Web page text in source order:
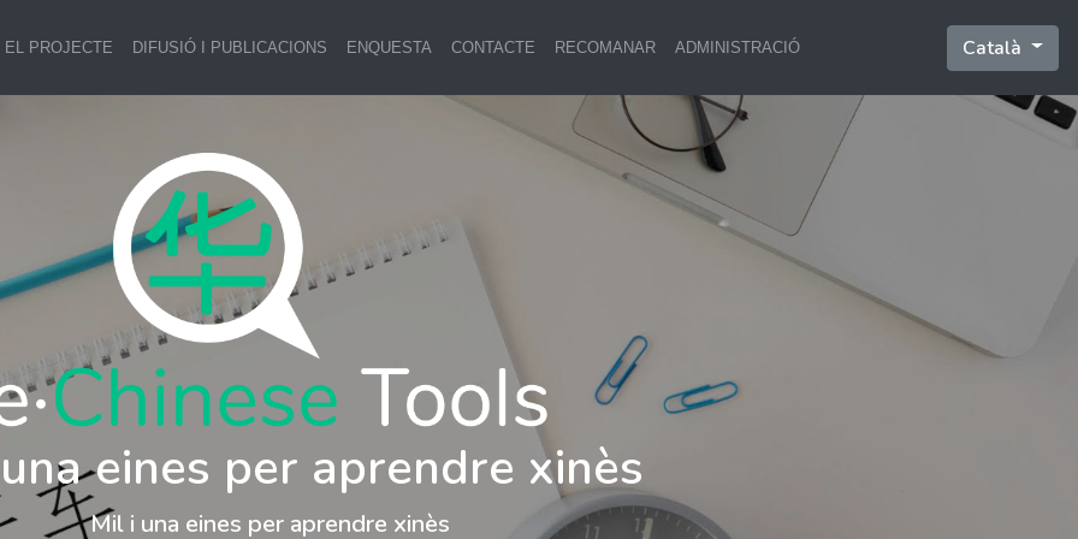
EL PROJECTE DIFUSIÓ I PUBLICACIONS ENQUESTA CONTACTE RECOMANAR ADMINISTRACIÓ Català
eines per aprendre xinès
Mil i una eines per aprendre xinès